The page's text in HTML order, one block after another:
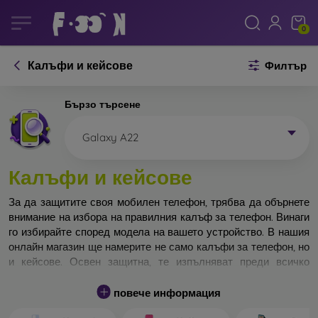
0
Калъфи и кейсове Филтър
Бързо търсене
Galaxy A22
Калъфи и кейсове
За да защитите своя мобилен телефон, трябва да обърнете
внимание на избора на правилния калъф за телефон. Винаги
го избирайте според модела на вашето устройство. В нашия
онлайн магазин ще намерите не само калъфи за телефон, но
и кейсове. Освен защитна, те изпълняват преди всичко
Кейса за телефон може да бъде наречен и заден капак. Той е
повече информация